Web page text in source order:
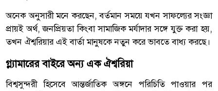
অনেক অনুসারী মনে করছেন, বর্তমান সময়ে যখন সাফল্যের সংজ্ঞা
প্রায়ই অর্থ, জনপ্রিয়তা কিংবা সামাজিক মর্যাদার সঙ্গে যুক্ত করা হয়,
তখন ঐশ্বরিয়ার এই বার্তা মানুষকে নতুন করে ভাবতে বাধ্য করছে।
গ্ল্যামারের বাইরে অন্য এক ঐশ্বরিয়া
বিশ্বসুন্দরী হিসেবে আন্তর্জাতিক অঙ্গনে পরিচিতি পাওয়ার পর